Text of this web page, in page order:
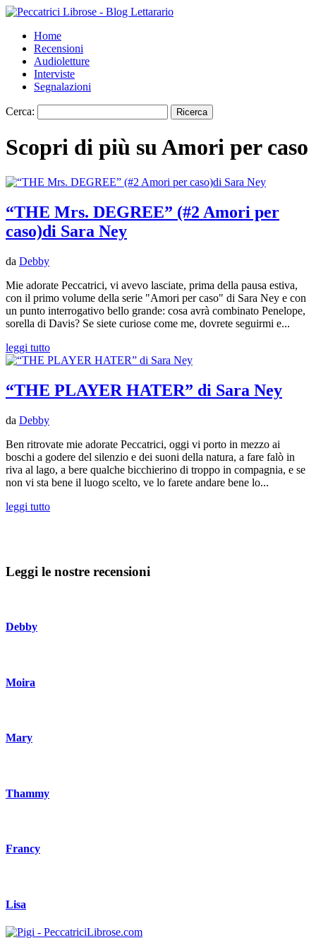
Home
Recensioni
Audioletture
Interviste
Segnalazioni
Cerca:
Scopri di più su Amori per caso
“THE Mrs. DEGREE” (#2 Amori per
caso)di Sara Ney
da Debby
Mie adorate Peccatrici, vi avevo lasciate, prima della pausa estiva,
con il primo volume della serie "Amori per caso" di Sara Ney e con
un punto interrogativo bello grande: cosa avrà combinato Penelope,
sorella di Davis? Se siete curiose come me, dovrete seguirmi e...
leggi tutto
“THE PLAYER HATER” di Sara Ney
da Debby
Ben ritrovate mie adorate Peccatrici, oggi vi porto in mezzo ai
boschi a godere del silenzio e dei suoni della natura, a fare falò in
riva al lago, a bere qualche bicchierino di troppo in compagnia, e se
non vi sta bene il luogo scelto, ve lo farete andare bene lo...
leggi tutto
Leggi le nostre recensioni
Debby
Moira
Mary
Thammy
Francy
Lisa